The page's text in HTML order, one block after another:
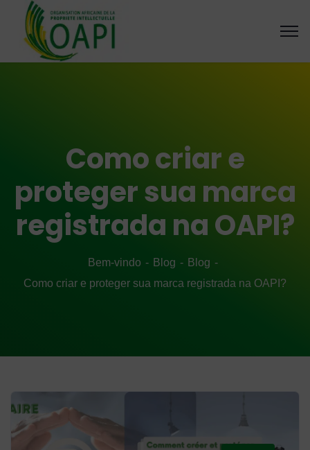
Como criar e
proteger sua marca
registrada na OAPI?
Bem-vindo Blog
Blog
Como criar e proteger sua marca registrada na OAPI?